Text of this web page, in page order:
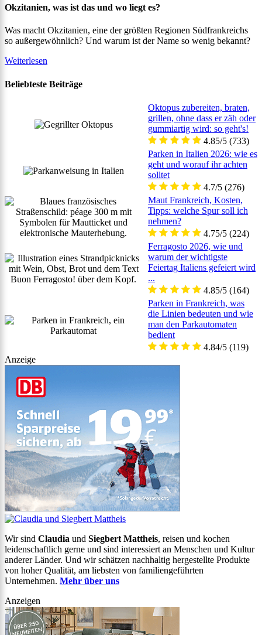
Okzitanien, was ist das und wo liegt es?
Was macht Okzitanien, eine der größten Regionen Südfrankreichs
so außergewöhnlich? Und warum ist der Name so wenig bekannt?
Weiterlesen
Beliebteste Beiträge
Oktopus zubereiten, braten,
grillen, ohne dass er zäh oder
gummiartig wird: so geht's!
4.85/5 (733)
Parken in Italien 2026: wie es
geht und worauf ihr achten
solltet
4.7/5 (276)
Maut Frankreich, Kosten,
Tipps: welche Spur soll ich
nehmen?
4.75/5 (224)
Ferragosto 2026, wie und
warum der wichtigste
Feiertag Italiens gefeiert wird
...
4.85/5 (164)
Parken in Frankreich, was
die Linien bedeuten und wie
man den Parkautomaten
bedient
4.84/5 (119)
Anzeige
Wir sind Claudia und Siegbert Mattheis, reisen und kochen
leidenschaftlich gerne und sind interessiert an Menschen und Kultur
anderer Länder. Und wir schätzen nachhaltig hergestellte Produkte
von hoher Qualität, am liebsten von familiengeführten
Unternehmen. Mehr über uns
Anzeigen